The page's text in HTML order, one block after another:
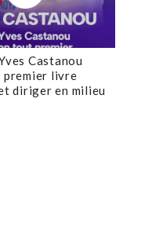
Castanou
premier livre
diriger en milieu